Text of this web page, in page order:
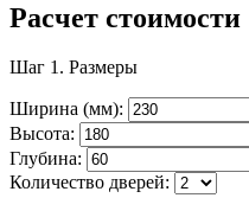
Расчет стоимости
Шаг 1. Размеры
Ширина (мм):
Высота:
Глубина:
Количество дверей: